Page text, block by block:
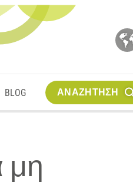
BLOG ΑΝΑΖΗΤΗΣΗ
μη